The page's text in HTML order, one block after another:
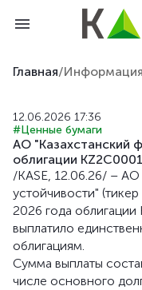
Главная/Информация
12.06.2026 17:36
#Ценные бумаги
АО "Казахстанский
облигации
/KASE, 12.06.26/ –
устойчивости"
2026 года
выплатило
облигациям.
Сумма выплаты
числе основного